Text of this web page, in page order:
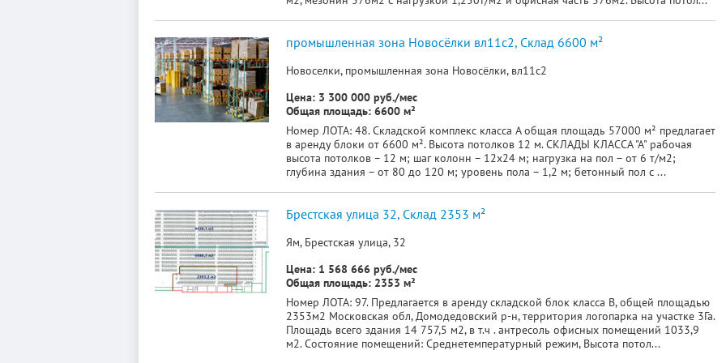
промышленная зона Новосёлки вл11с2, Склад 6600 м²
Новоселки, промышленная зона Новосёлки, вл11с2
Цена: 3 300 000 руб./мес
Общая площадь: 6600 м²
Номер ЛОТА: 48. Складской комплекс класса А общая площадь 57000 м² предлагает
в аренду блоки от 6600 м². Высота потолков 12 м. СКЛАДЫ КЛАССА "А" рабочая
высота потолков – 12 м; шаг колонн – 12x24 м; нагрузка на пол – от 6 т/м2;
глубина здания – от 80 до 120 м; уровень пола – 1,2 м; бетонный пол с ...
Брестская улица 32, Склад 2353 м²
Ям, Брестская улица, 32
Цена: 1 568 666 руб./мес
Общая площадь: 2353 м²
Номер ЛОТА: 97. Предлагается в аренду складской блок класса В, общей площадью
2353м2 Московская обл, Домодедовский р-н, территория логопарка на участке 3Га.
Площадь всего здания 14 757,5 м2, в т.ч . антресоль офисных помещений 1033,9
м2. Состояние помещений: Среднетемпературный режим, Высота потол...